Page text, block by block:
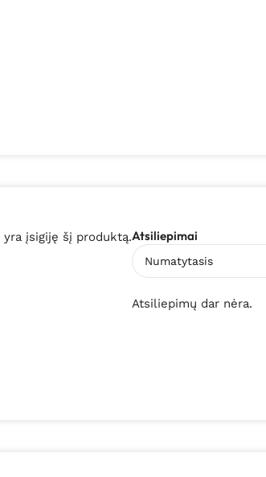
Atsiliepimai
Atsiliepimų dar nėra.
įsigiję šį produktą.